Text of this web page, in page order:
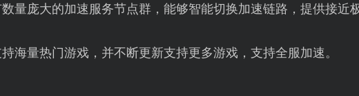
量庞大的加速服务节点群，能够智能切换加速链路，提供接近
海量热门游戏，并不断更新支持更多游戏，支持全服加速。